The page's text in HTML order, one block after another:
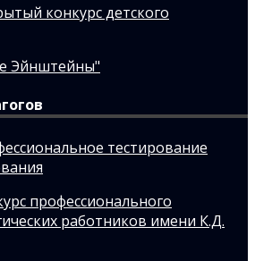
конкурс детского
Эйнштейны"
тестирование
профессионального
работников имени К.Д.